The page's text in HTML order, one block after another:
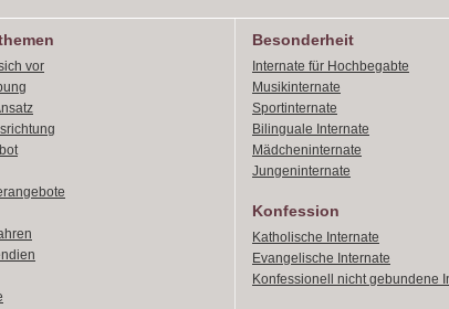
vor
Besonderheit
Internate für Hochbegabte
Musikinternate
Sportinternate
Bilinguale Internate
Mädcheninternate
Jungeninternate
Konfession
Katholische Internate
Evangelische Internate
Konfessionell nicht gebundene